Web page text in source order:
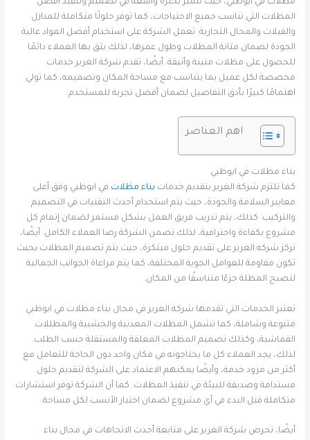
مظلات في ابوظبي، حيث تتميز بخبرة واسعة في تصميم وتنفيذ أفضل
المظلات التي تناسب جميع الاحتياجات، كما توفر حلولًا متكاملة للمنازل
والفيلات والمحال التجارية. تعمل الشركة على استخدام أفضل المواد عالية
الجودة لضمان متانة المظلات وطول عمرها، لذلك يثق بها العملاء دائمًا
للحصول على مظلات متينة وأنيقة. أيضًا، تقدم شركة الغرير خدمات
مخصصة لكل عميل بما يتناسب مع مساحة المكان وتصميمه، كما تولي
اهتمامًا كبيرًا بأدق التفاصيل لضمان أفضل تجربة للمستخدم.
اهم العناصر
بناء مظلات في ابوظبي
كما تلتزم شركة الغرير بتقديم خدمات بناء مظلات في ابوظبي وفق أعلى
معايير السلامة والجودة، حيث يتم استخدام أحدث التقنيات في التصميم
والتركيب. كذلك، يتم تدريب فريق العمل بشكل مستمر لضمان إتمام كل
مشروع بكفاءة واحترافية، لذلك تضمن الشركة رضا العملاء الكامل. أيضًا،
تركز شركة الغرير على تقديم حلول مبتكرة، حيث يتم تصميم المظلات بحيث
تكون مقاومة للعوامل الجوية المختلفة، كما يتم مراعاة الجوانب الجمالية
لتصبح المظلة جزءًا متناسقًا من المكان.
تعتبر الخدمات التي تقدمها شركة الغرير في مجال بناء مظلات في ابوظبي
متنوعة وشاملة، كما تشمل المظلات المعدنية والخشبية والمظللات
القماشية، وكذلك تصميم المظلات المعلقة والمستقلة حسب الطلب.
لذلك، يجد العملاء كل ما يحتاجونه في مكان واحد دون الحاجة للتعامل مع
أكثر من مزود خدمة، وأيضًا يمكنهم الاعتماد على الشركة لتقديم حلول
مستدامة وصديقة للبيئة في تنفيذ المظلات. كما أن الشركة توفر استشارات
متكاملة قبل البدء في أي مشروع لضمان اختيار الأنسب لكل مساحة.
أيضًا، تحرص شركة الغرير على متابعة أحدث الاتجاهات في مجال بناء